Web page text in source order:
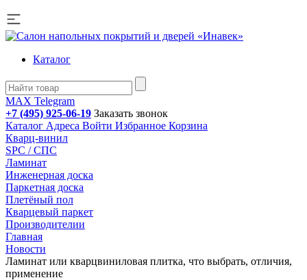
Каталог
MAX Telegram
+7 (495) 925-06-19 Заказать звонок
Каталог Адреса Войти Избранное Корзина
Кварц-винил
SPC / СПС
Ламинат
Инженерная доска
Паркетная доска
Плетёный пол
Кварцевый паркет
Производителии
Главная
Новости
Ламинат или кварцвиниловая плитка, что выбрать, отличия,
применение